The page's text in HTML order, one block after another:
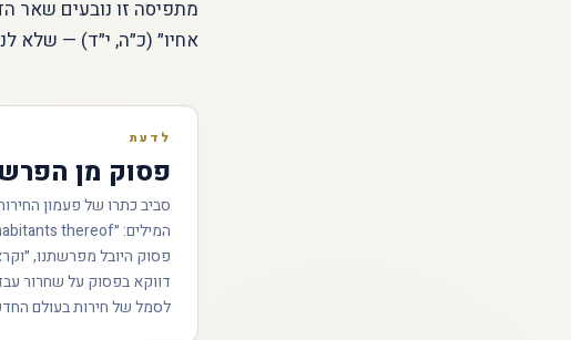
מתפיסה זו נובעים שאר
אחיו״ (כ״ה, י״ד) — שלא
לדעת
פסוק מן
דווקא בפסוק על שחרור
לסמל של חירות בעולם